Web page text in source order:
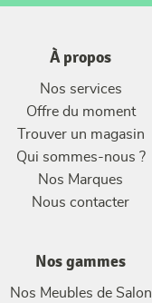
À propos
Nos services
Offre du moment
Trouver un magasin
Qui sommes-nous ?
Nos Marques
Nous contacter
Nos gammes
Nos Meubles de Salon